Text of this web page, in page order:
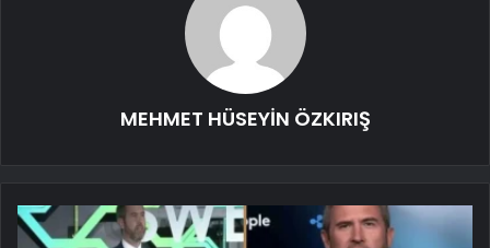
MEHMET HÜSEYİN ÖZKIRIŞ